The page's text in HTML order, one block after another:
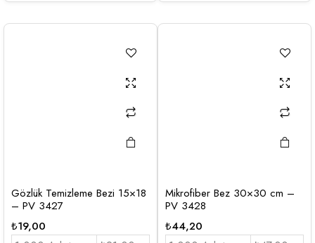
Gözlük Temizleme Bezi 15×18
– PV 3427
₺19,00
Mikrofiber Bez 30×30 cm –
PV 3428
₺44,20